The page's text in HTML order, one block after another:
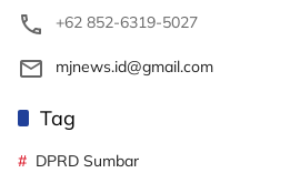
+62 852-6319-5027
mjnews.id@gmail.com
Tag
DPRD Sumbar